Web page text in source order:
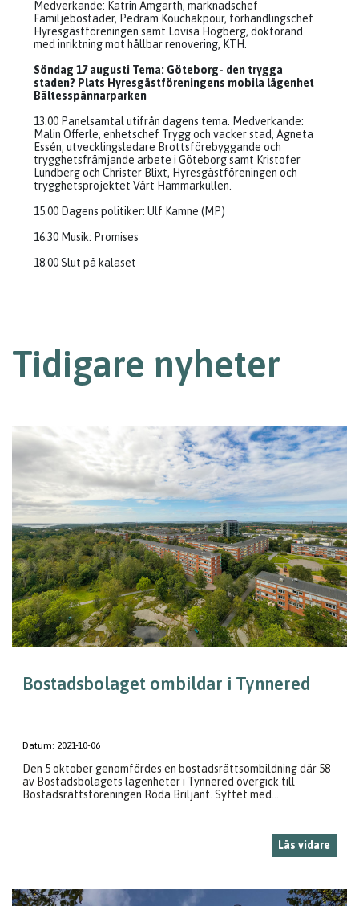
Medverkande: Katrin Amgarth, marknadschef
Familjebostäder, Pedram Kouchakpour, förhandlingschef
Hyresgästföreningen samt Lovisa Högberg, doktorand
med inriktning mot hållbar renovering, KTH.
Söndag 17 augusti Tema: Göteborg- den trygga
staden? Plats Hyresgästföreningens mobila lägenhet
Bältesspännarparken
13.00 Panelsamtal utifrån dagens tema. Medverkande:
Malin Offerle, enhetschef Trygg och vacker stad, Agneta
Essén, utvecklingsledare Brottsförebyggande och
trygghetsfrämjande arbete i Göteborg samt Kristofer
Lundberg och Christer Blixt, Hyresgästföreningen och
trygghetsprojektet Vårt Hammarkullen.
15.00 Dagens politiker: Ulf Kamne (MP)
16.30 Musik: Promises
18.00 Slut på kalaset
Tidigare nyheter
Bostadsbolaget ombildar i Tynnered
Datum: 2021-10-06
Den 5 oktober genomfördes en bostadsrättsombildning där 58
av Bostadsbolagets lägenheter i Tynnered övergick till
Bostadsrättsföreningen Röda Briljant. Syftet med...
Läs vidare